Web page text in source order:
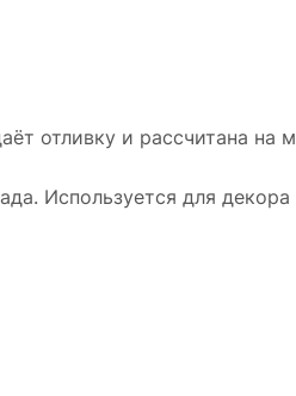
отливку и рассчитана на
Используется для